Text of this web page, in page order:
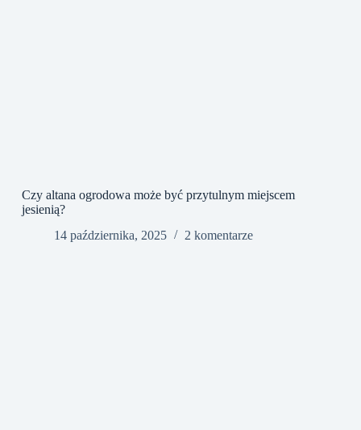
Czy altana ogrodowa może być przytulnym miejscem
jesienią?
14 października, 2025
2 komentarze